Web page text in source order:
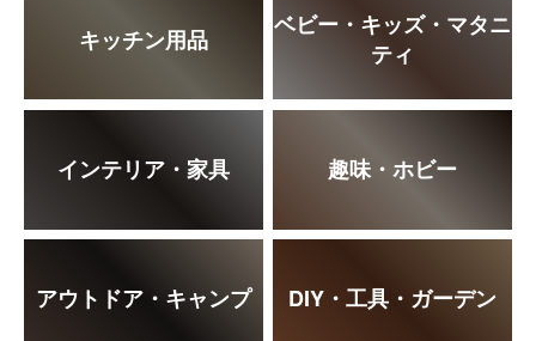
キッチン用品
ベビー・キッズ・マタニ
ティ
インテリア・家具 趣味・ホビー
アウトドア・キャンプ DIY・工具・ガーデン